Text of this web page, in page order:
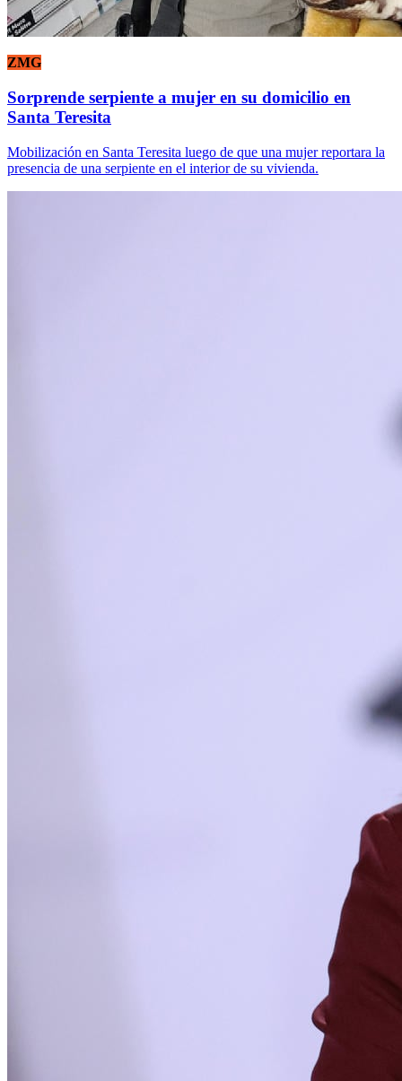
ZMG
Sorprende serpiente a mujer en su domicilio en
Santa Teresita
Mobilización en Santa Teresita luego de que una mujer reportara la
presencia de una serpiente en el interior de su vivienda.